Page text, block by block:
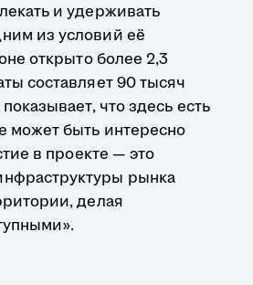
и удерживать
из условий её
открыто более 2,3
составляет 90 тысяч
что здесь есть
может быть интересно
в проекте — это
рынка
делая